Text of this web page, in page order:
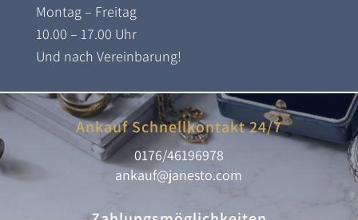
Montag – Freitag
10.00 – 17.00 Uhr
Und nach Vereinbarung!
Ankauf Schnellkontakt 24/7
0176/46196978
ankauf@janesto.com